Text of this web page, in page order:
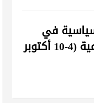
في
القنوات التلفزية والإذاعية (4-10 أكتوبر